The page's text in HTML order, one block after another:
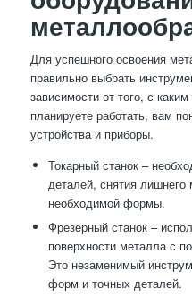
Для успешного освоения
правильно выбрать
зависимости от того, с
планируете работать, вам
устройства и приборы.
Токарный станок –
деталей, снятия лишнего
необходимой формы.
Фрезерный станок –
поверхности металла с
Это незаменимый
форм и точных деталей.